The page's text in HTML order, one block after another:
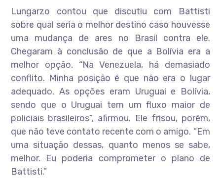
Lungarzo contou que discutiu com Battisti
sobre qual seria o melhor destino caso houvesse
uma mudança de ares no Brasil contra ele.
Chegaram à conclusão de que a Bolívia era a
melhor opção. “Na Venezuela, há demasiado
conflito. Minha posição é que não era o lugar
adequado. As opções eram Uruguai e Bolívia,
sendo que o Uruguai tem um fluxo maior de
policiais brasileiros”, afirmou. Ele frisou, porém,
que não teve contato recente com o amigo. “Em
uma situação dessas, quanto menos se sabe,
melhor. Eu poderia comprometer o plano de
Battisti.”